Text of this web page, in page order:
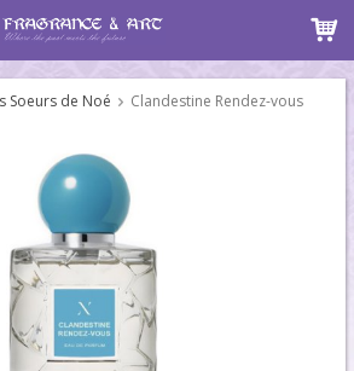
Soeurs de Noé Clandestine Rendez-vous